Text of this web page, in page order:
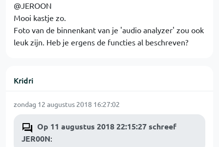
@JEROON
Mooi kastje zo.
Foto van de binnenkant van je 'audio analyzer' zou ook
leuk zijn. Heb je ergens de functies al beschreven?
Kridri
zondag 12 augustus 2018 16:27:02
Op 11 augustus 2018 22:15:27 schreef
JER00N: